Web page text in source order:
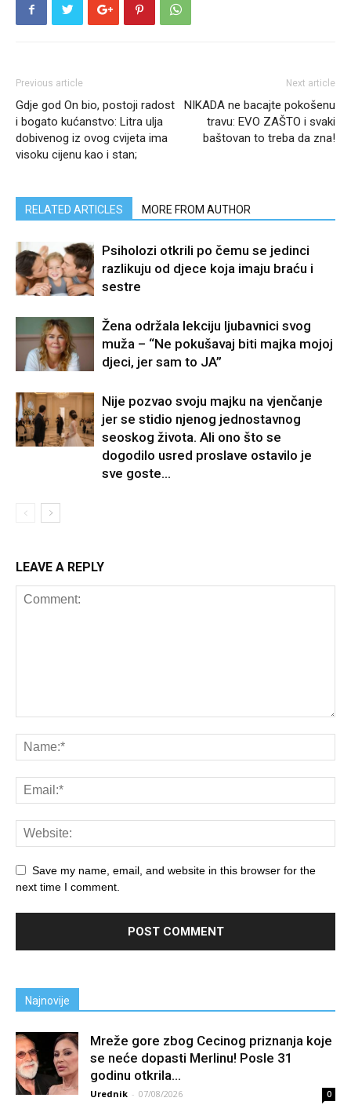
Previous article
Gdje god On bio, postoji radost
i bogato kućanstvo: Litra ulja
dobivenog iz ovog cvijeta ima
visoku cijenu kao i stan;
Next article
NIKADA ne bacajte pokošenu
travu: EVO ZAŠTO i svaki
baštovan to treba da zna!
RELATED ARTICLES MORE FROM AUTHOR
Psiholozi otkrili po čemu se jedinci
razlikuju od djece koja imaju braću i
sestre
Žena održala lekciju ljubavnici svog
muža – “Ne pokušavaj biti majka mojoj
djeci, jer sam to JA”
Nije pozvao svoju majku na vjenčanje
jer se stidio njenog jednostavnog
seoskog života. Ali ono što se
dogodilo usred proslave ostavilo je
sve goste...
LEAVE A REPLY
Save my name, email, and website in this browser for the
next time I comment.
Najnovije
Mreže gore zbog Cecinog priznanja koje
se neće dopasti Merlinu! Posle 31
godinu otkrila...
Urednik - 07/08/2026 0